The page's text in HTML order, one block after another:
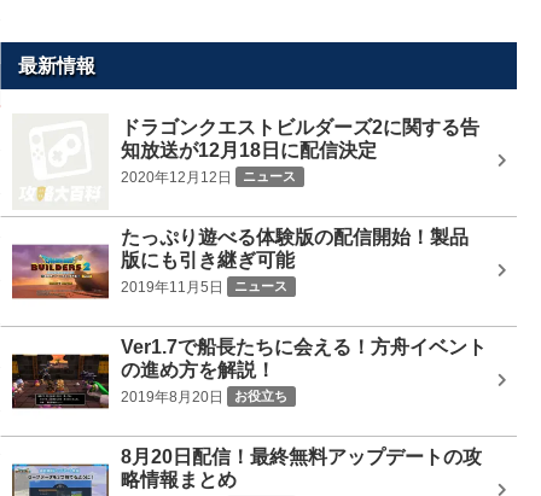
を
最新情報
ドラゴンクエストビルダーズ2に関する告
知放送が12月18日に配信決定
2020年12月12日 ニュース
たっぷり遊べる体験版の配信開始！製品
版にも引き継ぎ可能
2019年11月5日 ニュース
Ver1.7で船長たちに会える！方舟イベント
の進め方を解説！
2019年8月20日 お役立ち
8月20日配信！最終無料アップデートの攻
略情報まとめ